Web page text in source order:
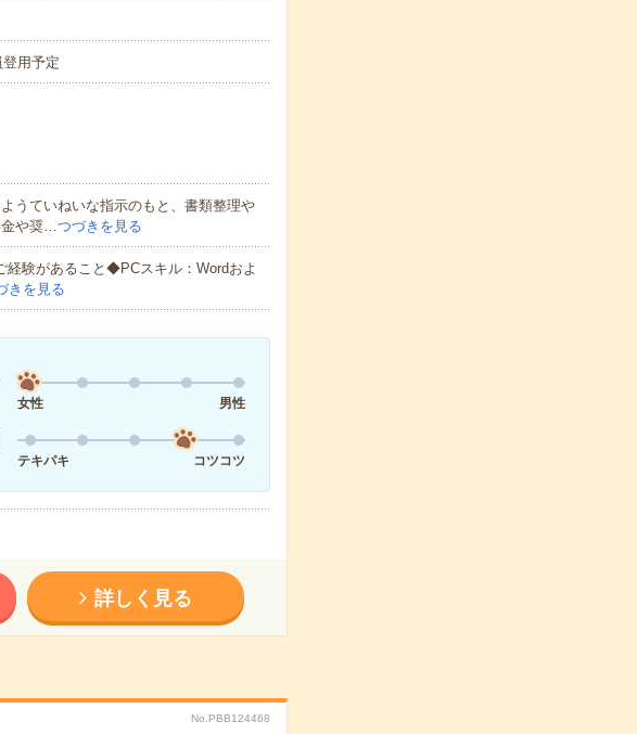
用予定
うていねいな指示のもと、書類整理や
金や奨…つづきを見る
験があること◆PCスキル：Wordおよ
きを見る
女性
男性
テキパキ
コツコツ
詳しく見る
No.PBB124468